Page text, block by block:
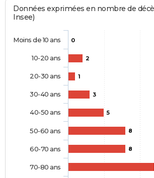
Données exprimées en nombre de
Insee)
0
2
1
3
5
8
8
Moins de 10 ans
10-20 ans
20-30 ans
30-40 ans
40-50 ans
50-60 ans
60-70 ans
70-80 ans